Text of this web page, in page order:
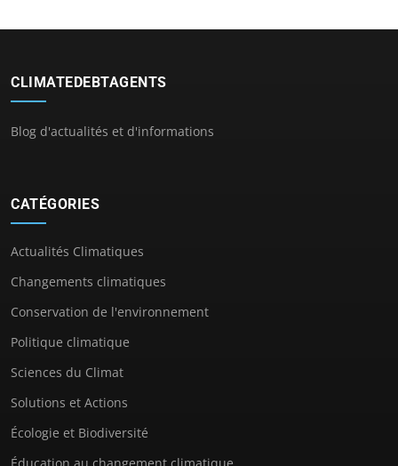
CLIMATEDEBTAGENTS
Blog d'actualités et d'informations
CATÉGORIES
Actualités Climatiques
Changements climatiques
Conservation de l'environnement
Politique climatique
Sciences du Climat
Solutions et Actions
Écologie et Biodiversité